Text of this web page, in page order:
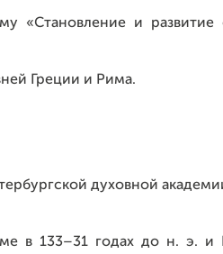
«Становление и развитие
Греции и Рима.
духовной
в 133–31 годах до н. э. и